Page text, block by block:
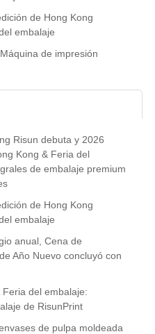
de Hong Kong
embalaje
de impresión
Risun debuta y 2026
Kong & Feria del
de embalaje premium
de Hong Kong
embalaje
anual, Cena de
Año Nuevo concluyó con
del embalaje:
de RisunPrint
de pulpa moldeada